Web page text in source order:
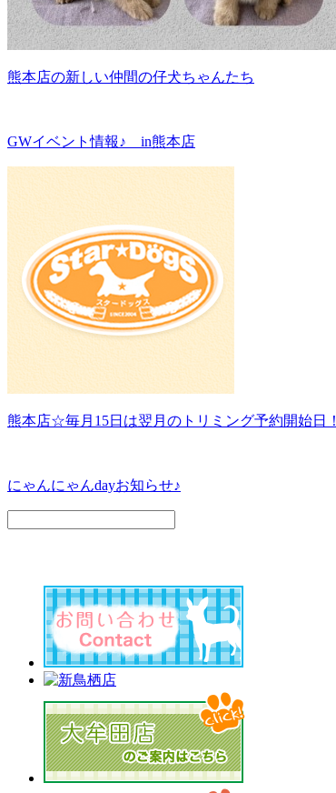
熊本店の新しい仲間の仔犬ちゃんたち
GWイベント情報♪ in熊本店
熊本店☆毎月15日は翌月のトリミング予約開始日！
にゃんにゃんdayお知らせ♪